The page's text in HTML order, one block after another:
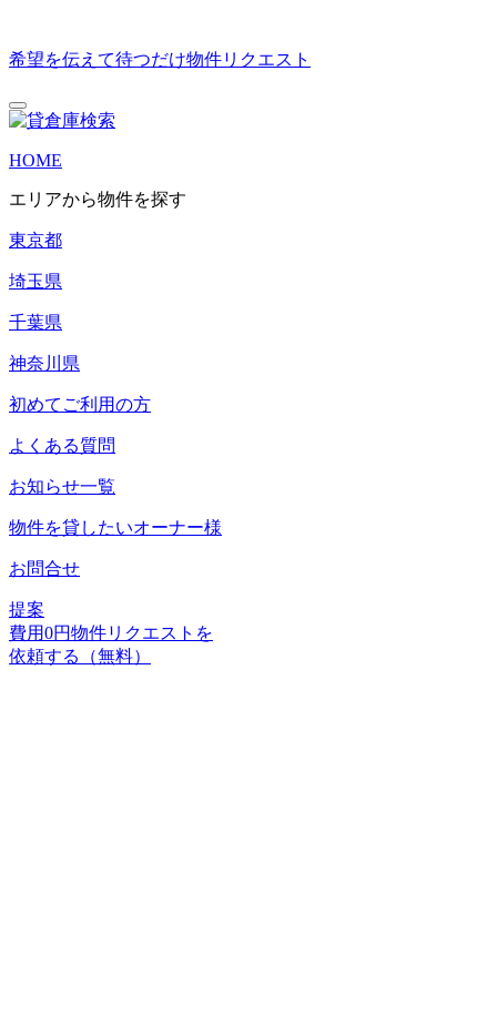
希望を伝えて待つだけ物件リクエスト
HOME
エリアから物件を探す
東京都
埼玉県
千葉県
神奈川県
初めてご利用の方
よくある質問
お知らせ一覧
物件を貸したいオーナー様
お問合せ
提案
費用0円物件リクエストを
依頼する（無料）